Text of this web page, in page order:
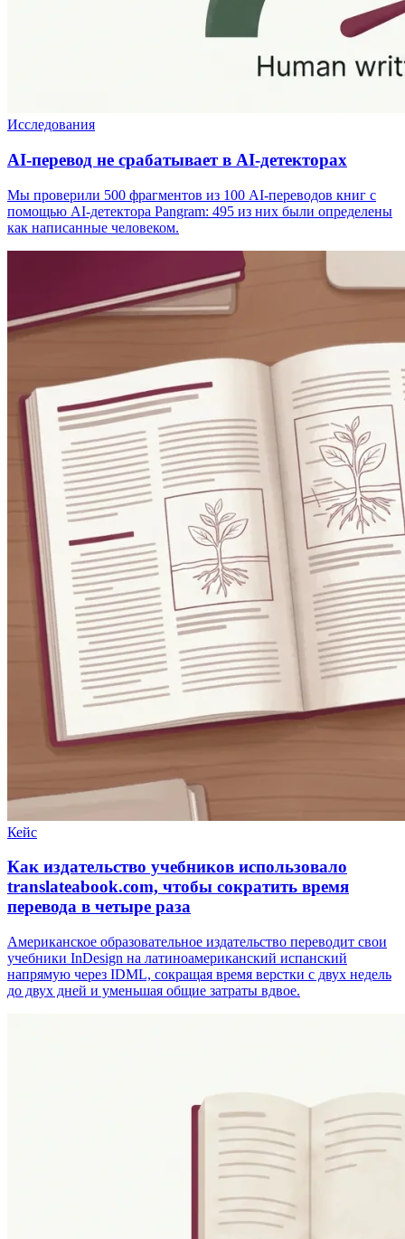
Исследования
AI-перевод не срабатывает в AI-детекторах
Мы проверили 500 фрагментов из 100 AI-переводов книг с
помощью AI-детектора Pangram: 495 из них были определены
как написанные человеком.
Кейс
Как издательство учебников использовало
translateabook.com, чтобы сократить время
перевода в четыре раза
Американское образовательное издательство переводит свои
учебники InDesign на латиноамериканский испанский
напрямую через IDML, сокращая время верстки с двух недель
до двух дней и уменьшая общие затраты вдвое.